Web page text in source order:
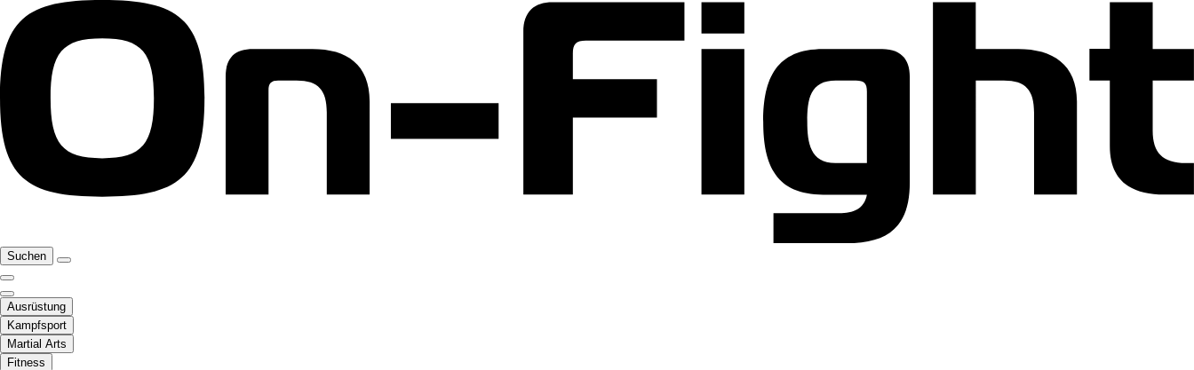
Suchen
Ausrüstung
Kampfsport
Martial Arts
Fitness